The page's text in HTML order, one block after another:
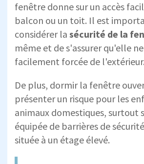
fenêtre donne sur un accès
balcon ou un toit. Il est
considérer la sécurité de la
même et de s'assurer qu'elle
facilement forcée de l'extérieur.
De plus, dormir la fenêtre
présenter un risque pour les
animaux domestiques, surtout
équipée de barrières de
située à un étage élevé.